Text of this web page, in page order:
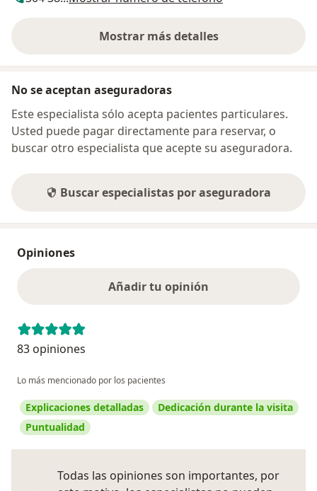
Mostrar más detalles
sobre la dirección
No se aceptan aseguradoras
Este especialista sólo acepta pacientes particulares.
Usted puede pagar directamente para reservar, o
buscar otro especialista que acepte su aseguradora.
Buscar especialistas por aseguradora
Opiniones
Añadir tu opinión
83 opiniones
Lo más mencionado por los pacientes
Explicaciones detalladas
Dedicación durante la visita
Puntualidad
Todas las opiniones son importantes, por